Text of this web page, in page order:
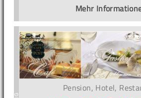
Mehr
Pension, Hotel,